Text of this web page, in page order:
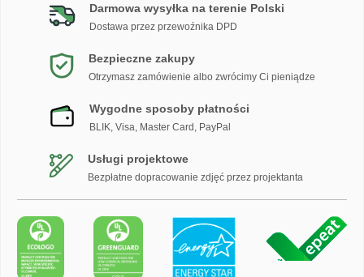
Darmowa wysyłka na terenie Polski
Dostawa przez przewoźnika DPD
Bezpieczne zakupy
Otrzymasz zamówienie albo zwrócimy Ci pieniądze
Wygodne sposoby płatności
BLIK, Visa, Master Card, PayPal
Usługi projektowe
Bezpłatne dopracowanie zdjęć przez projektanta